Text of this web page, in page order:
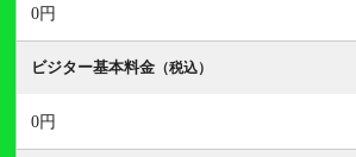
0円
ビジター基本料金 （税込）
0円